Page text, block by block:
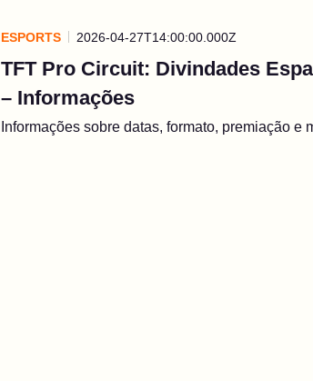
ESPORTS 2026-04-27T14:00:00.000Z
TFT Pro Circuit: Divindades
– Informações
Informações sobre datas, formato, premiação e